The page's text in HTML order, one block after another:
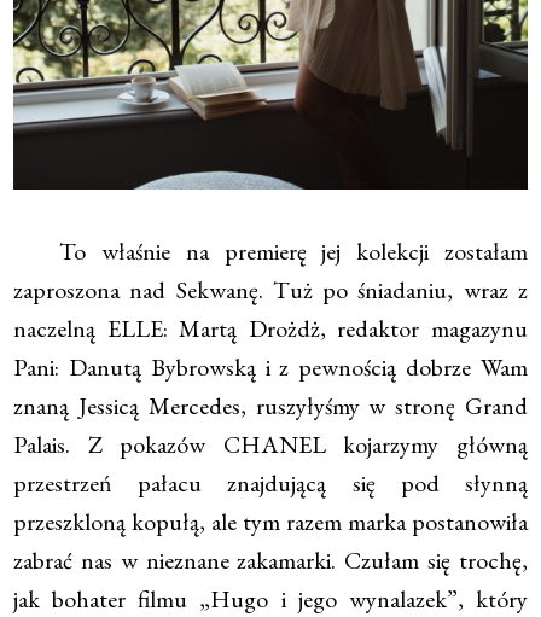
To właśnie na premierę jej kolekcji zostałam
zaproszona nad Sekwanę. Tuż po śniadaniu, wraz z
naczelną ELLE: Martą Drożdż, redaktor magazynu
Pani: Danutą Bybrowską i z pewnością dobrze Wam
znaną Jessicą Mercedes, ruszyłyśmy w stronę Grand
Palais. Z pokazów CHANEL kojarzymy główną
przestrzeń pałacu znajdującą się pod słynną
przeszkloną kopułą, ale tym razem marka postanowiła
zabrać nas w nieznane zakamarki. Czułam się trochę,
jak bohater filmu „Hugo i jego wynalazek”, który